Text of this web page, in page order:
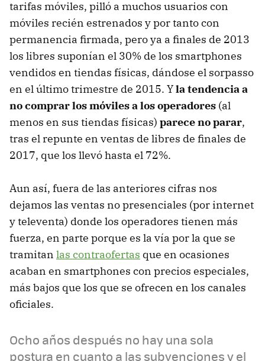
tarifas móviles, pilló a muchos usuarios con
móviles recién estrenados y por tanto con
permanencia firmada, pero ya a finales de 2013
los libres suponían el 30% de los smartphones
vendidos en tiendas físicas, dándose el sorpasso
en el último trimestre de 2015. Yla tendencia a
no comprar los móviles a los operadores (al
menos en sus tiendas físicas) parece no parar,
tras el repunte en ventas de libres de finales de
2017, que los llevó hasta el 72%.
Aun así, fuera de las anteriores cifras nos
dejamos las ventas no presenciales (por internet
y televenta) donde los operadores tienen más
fuerza, en parte porque es la vía por la que se
tramitan las contraofertas que en ocasiones
acaban en smartphones con precios especiales,
más bajos que los que se ofrecen en los canales
oficiales.
Ocho años después no hay una sola
postura en cuanto a las subvenciones y el